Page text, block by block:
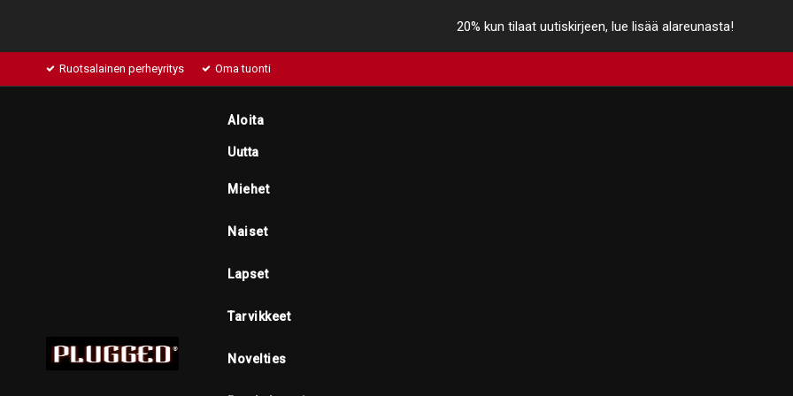
20% kun tilaat uutiskirjeen, lue lisää alareunasta!
Ruotsalainen perheyritys Oma tuonti
Aloita
Uutta
Miehet
Naiset
Lapset
Tarvikkeet
Novelties